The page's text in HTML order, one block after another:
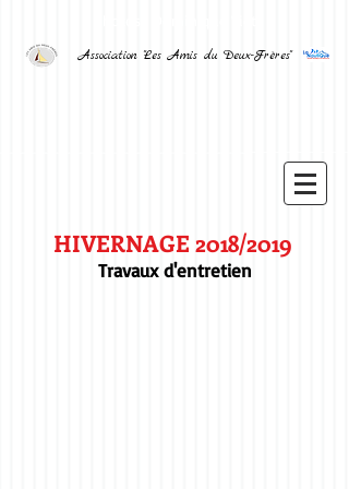
Association "Les Amis du Deux-Frères"
HIVERNAGE 2018/2019
Travaux d'entretien